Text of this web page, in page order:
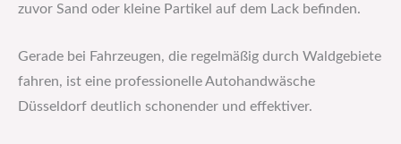
zuvor Sand oder kleine Partikel auf dem Lack befinden.
Gerade bei Fahrzeugen, die regelmäßig durch Waldgebiete
fahren, ist eine professionelle Autohandwäsche
Düsseldorf deutlich schonender und effektiver.